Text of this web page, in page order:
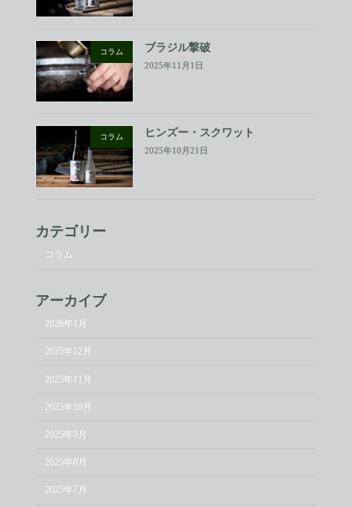
コラム ブラジル撃破
2025年11月1日
コラム ヒンズー・スクワット
2025年10月21日
カテゴリー
コラム
アーカイブ
2026年1月
2025年12月
2025年11月
2025年10月
2025年9月
2025年8月
2025年7月